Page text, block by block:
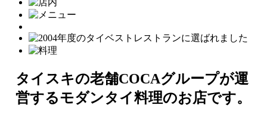
タイスキの老舗COCAグループが運
営するモダンタイ料理のお店です。